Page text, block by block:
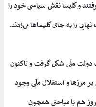
و کلیسا نقش سیاسی خود را
را به جای کلیساها می‌زدند.
بحث دولت ملّی شکل گرفت و تاکنون
مرزها و استقلال ملّی وجود
هم با مباحثی همچون